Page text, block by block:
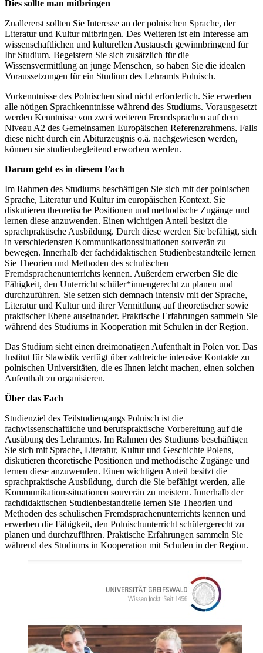
Dies sollte man mitbringen
Zuallererst sollten Sie Interesse an der polnischen Sprache, der
Literatur und Kultur mitbringen. Des Weiteren ist ein Interesse am
wissenschaftlichen und kulturellen Austausch gewinnbringend für
Ihr Studium. Begeistern Sie sich zusätzlich für die
Wissensvermittlung an junge Menschen, so haben Sie die idealen
Voraussetzungen für ein Studium des Lehramts Polnisch.
Vorkenntnisse des Polnischen sind nicht erforderlich. Sie erwerben
alle nötigen Sprachkenntnisse während des Studiums. Vorausgesetzt
werden Kenntnisse von zwei weiteren Fremdsprachen auf dem
Niveau A2 des Gemeinsamen Europäischen Referenzrahmens. Falls
diese nicht durch ein Abiturzeugnis o.ä. nachgewiesen werden,
können sie studienbegleitend erworben werden.
Darum geht es in diesem Fach
Im Rahmen des Studiums beschäftigen Sie sich mit der polnischen
Sprache, Literatur und Kultur im europäischen Kontext. Sie
diskutieren theoretische Positionen und methodische Zugänge und
lernen diese anzuwenden. Einen wichtigen Anteil besitzt die
sprachpraktische Ausbildung. Durch diese werden Sie befähigt, sich
in verschiedensten Kommunikationssituationen souverän zu
bewegen. Innerhalb der fachdidaktischen Studienbestandteile lernen
Sie Theorien und Methoden des schulischen
Fremdsprachenunterrichts kennen. Außerdem erwerben Sie die
Fähigkeit, den Unterricht schüler*innengerecht zu planen und
durchzuführen. Sie setzen sich demnach intensiv mit der Sprache,
Literatur und Kultur und ihrer Vermittlung auf theoretischer sowie
praktischer Ebene auseinander. Praktische Erfahrungen sammeln Sie
während des Studiums in Kooperation mit Schulen in der Region.
Das Studium sieht einen dreimonatigen Aufenthalt in Polen vor. Das
Institut für Slawistik verfügt über zahlreiche intensive Kontakte zu
polnischen Universitäten, die es Ihnen leicht machen, einen solchen
Aufenthalt zu organisieren.
Über das Fach
Studienziel des Teilstudiengangs Polnisch ist die
fachwissenschaftliche und berufspraktische Vorbereitung auf die
Ausübung des Lehramtes. Im Rahmen des Studiums beschäftigen
Sie sich mit Sprache, Literatur, Kultur und Geschichte Polens,
diskutieren theoretische Positionen und methodische Zugänge und
lernen diese anzuwenden. Einen wichtigen Anteil besitzt die
sprachpraktische Ausbildung, durch die Sie befähigt werden, alle
Kommunikationssituationen souverän zu meistern. Innerhalb der
fachdidaktischen Studienbestandteile lernen Sie Theorien und
Methoden des schulischen Fremdsprachenunterrichts kennen und
erwerben die Fähigkeit, den Polnischunterricht schülergerecht zu
planen und durchzuführen. Praktische Erfahrungen sammeln Sie
während des Studiums in Kooperation mit Schulen in der Region.